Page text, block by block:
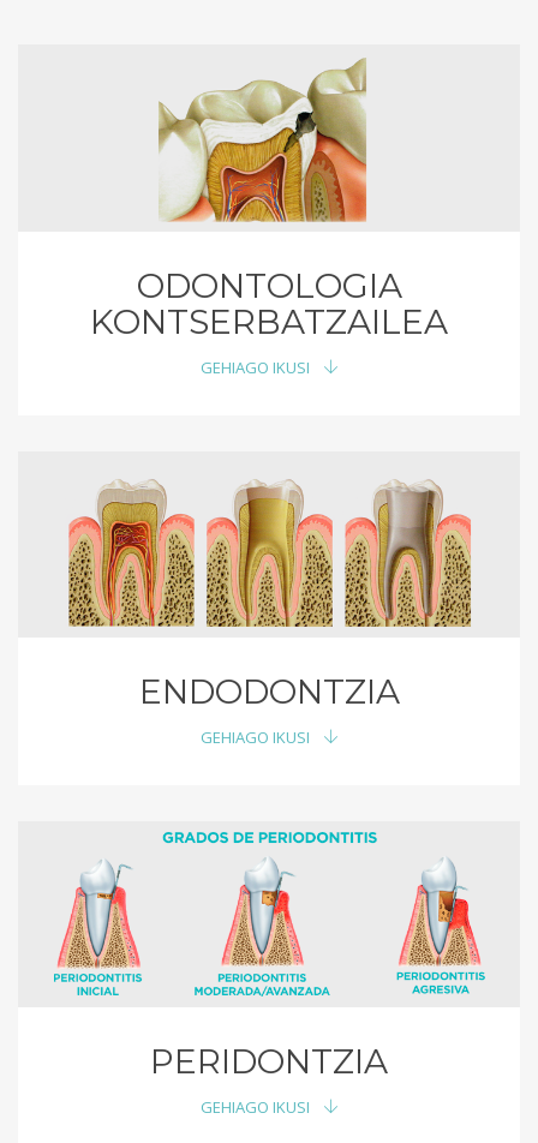
ODONTOLOGIA
KONTSERBATZAILEA
GEHIAGO IKUSI
ENDODONTZIA
GEHIAGO IKUSI
PERIDONTZIA
GEHIAGO IKUSI